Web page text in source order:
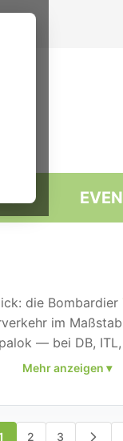
die Bombardier
im
— bei DB,
2 3